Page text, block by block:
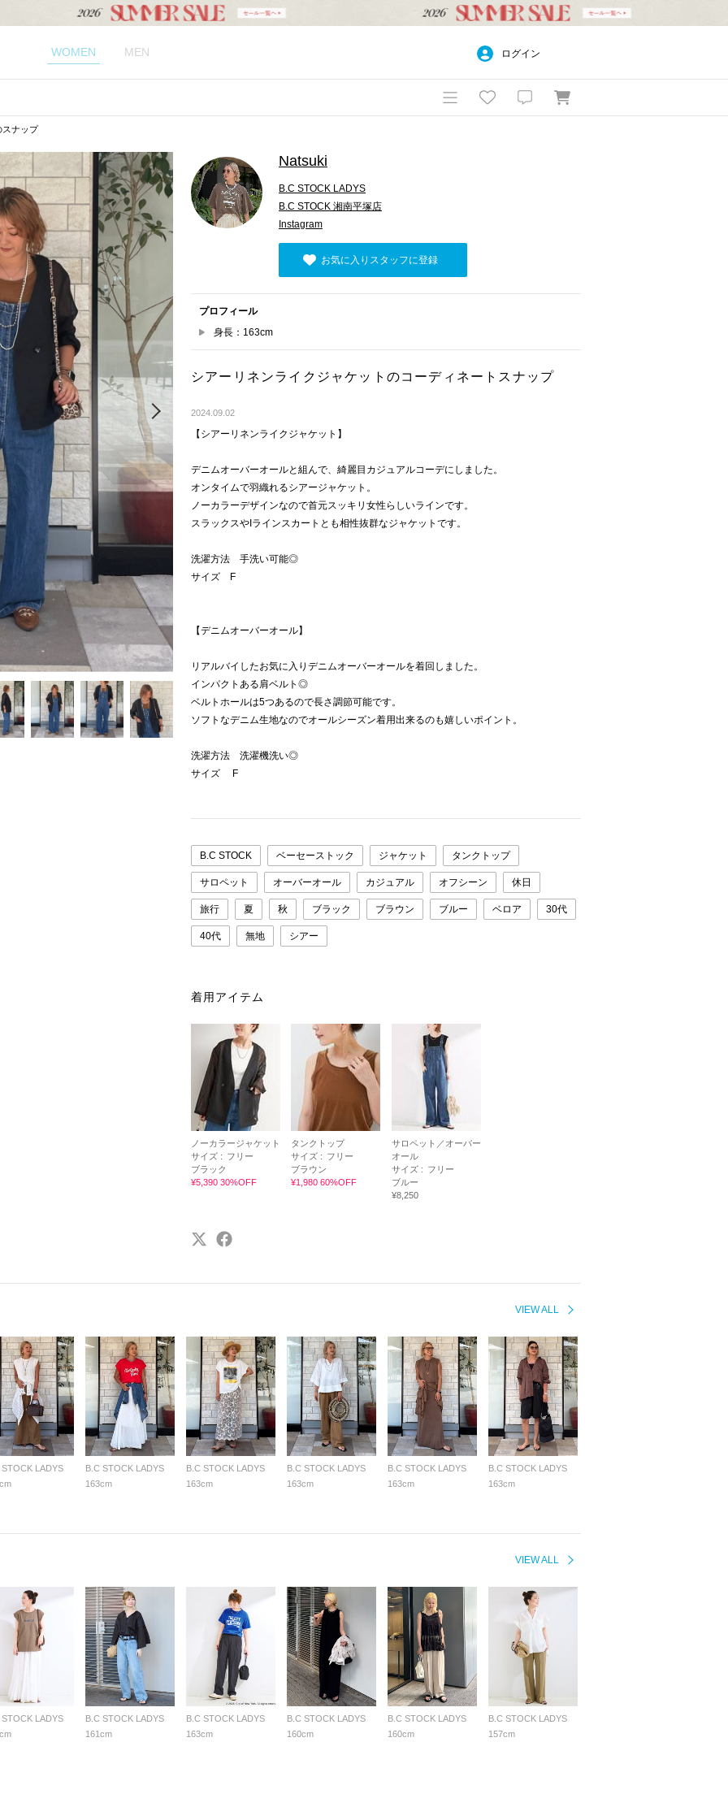
WOMEN MEN ログイン
スナップ
Natsuki
B.C STOCK LADYS
B.C STOCK 湘南平塚店
Instagram
お気に入りスタッフに登録
プロフィール
身長：163cm
シアーリネンライクジャケットのコーディネートスナップ
2024.09.02
【シアーリネンライクジャケット】
デニムオーバーオールと組んで、綺麗目カジュアルコーデにしました。
オンタイムで羽織れるシアージャケット。
ノーカラーデザインなので首元スッキリ女性らしいラインです。
スラックスやIラインスカートとも相性抜群なジャケットです。
洗濯方法 手洗い可能◎
サイズ F
【デニムオーバーオール】
リアルバイしたお気に入りデニムオーバーオールを着回しました。
インパクトある肩ベルト◎
ベルトホールは5つあるので長さ調節可能です。
ソフトなデニム生地なのでオールシーズン着用出来るのも嬉しいポイント。
洗濯方法 洗濯機洗い◎
サイズ F
B.C STOCK ベーセーストック ジャケット タンクトップ
サロペット オーバーオール カジュアル オフシーン 休日
旅行 夏 秋 ブラック ブラウン ブルー ベロア 30代
40代 無地 シアー
着用アイテム
ノーカラージャケット
サイズ : フリー
ブラック
¥5,390 30%OFF
タンクトップ
サイズ : フリー
ブラウン
¥1,980 60%OFF
サロペット／オーバー
オール
サイズ : フリー
ブルー
¥8,250
VIEW ALL
STOCK LADYS
B.C STOCK LADYS
163cm
B.C STOCK LADYS
163cm
B.C STOCK LADYS
163cm
B.C STOCK LADYS
163cm
B.C STOCK LADYS
163cm
VIEW ALL
STOCK LADYS
B.C STOCK LADYS
161cm
B.C STOCK LADYS
163cm
B.C STOCK LADYS
160cm
B.C STOCK LADYS
160cm
B.C STOCK LADYS
157cm